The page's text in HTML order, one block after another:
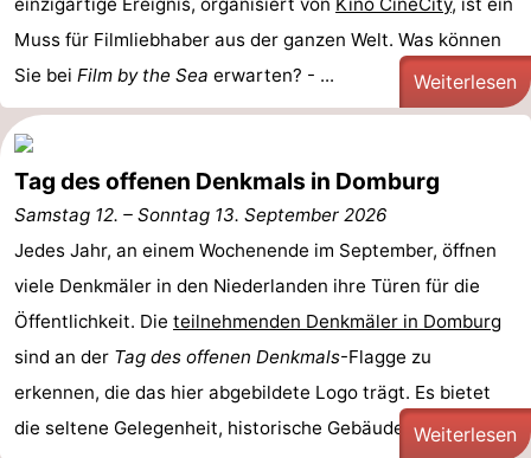
Natur
Zwin
Wetter
Muss für Filmliebhaber aus der ganzen Welt. Was können
Sie bei Film by the Sea erwarten? - ... Weiterlesen
Tag des offenen Denkmals in Domburg
Samstag 12. – Sonntag 13. September 2026
Jedes Jahr, an einem Wochenende im September, öffnen
viele Denkmäler in den Niederlanden ihre Türen für die
Öffentlichkeit. Die teilnehmenden Denkmäler in Domburg
sind an der Tag des offenen Denkmals-Flagge zu
erkennen, die das hier abgebildete Logo trägt. Es bietet
die seltene Gelegenheit, historische Gebäude, Kirchen, ...
Weiterlesen